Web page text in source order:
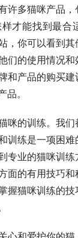
许多猫咪产品
才能找到最合
，你可以看到
们的使用情况
和产品的购买
。
咪的训练。我
训练是一项困
专业的猫咪训
面的有用技巧
握猫咪训练的